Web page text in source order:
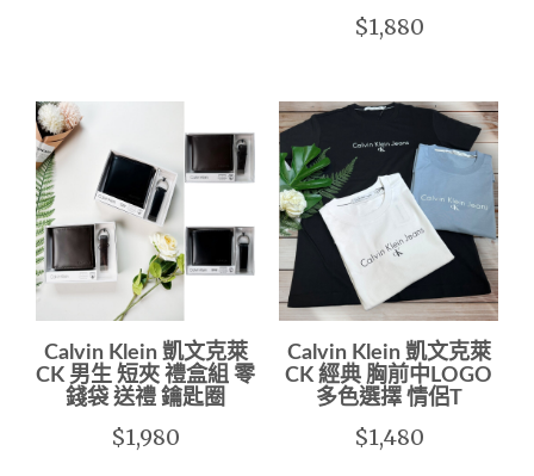
$1,880
Calvin Klein 凱文克萊
CK 男生 短夾 禮盒組 零
錢袋 送禮 鑰匙圈
$1,980
Calvin Klein 凱文克萊
CK 經典 胸前中LOGO
多色選擇 情侶T
$1,480